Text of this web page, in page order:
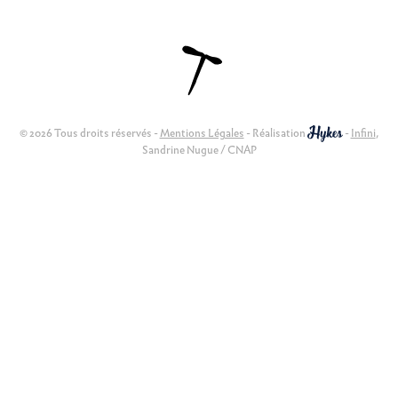
© 2026 Tous droits réservés -Mentions Légales - Réalisation - Infini,
Sandrine Nugue / CNAP